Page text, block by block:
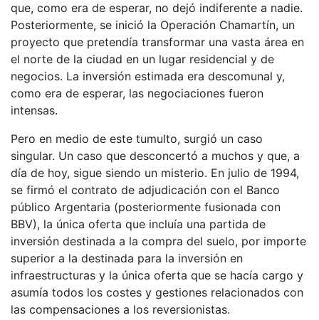
que, como era de esperar, no dejó indiferente a nadie.
Posteriormente, se inició la Operación Chamartín, un
proyecto que pretendía transformar una vasta área en
el norte de la ciudad en un lugar residencial y de
negocios. La inversión estimada era descomunal y,
como era de esperar, las negociaciones fueron
intensas.
Pero en medio de este tumulto, surgió un caso
singular. Un caso que desconcertó a muchos y que, a
día de hoy, sigue siendo un misterio. En julio de 1994,
se firmó el contrato de adjudicación con el Banco
público Argentaria (posteriormente fusionada con
BBV), la única oferta que incluía una partida de
inversión destinada a la compra del suelo, por importe
superior a la destinada para la inversión en
infraestructuras y la única oferta que se hacía cargo y
asumía todos los costes y gestiones relacionados con
las compensaciones a los reversionistas.